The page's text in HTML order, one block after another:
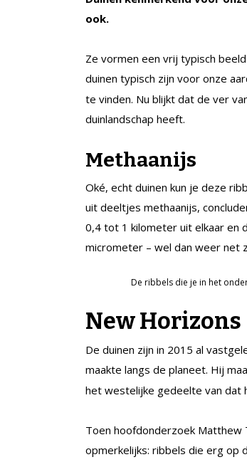
ook.
Ze vormen een vrij typisch
duinen typisch zijn voor onze
te vinden. Nu blijkt dat de ver
duinlandschap heeft.
Methaanijs
Oké, echt duinen kun je deze
uit deeltjes methaanijs,
0,4 tot 1 kilometer uit elkaar en
micrometer – wel dan weer net
De ribbels die je in het
New Horizons
De duinen zijn in 2015 al
maakte langs de planeet. Hij
het westelijke gedeelte van dat
Toen hoofdonderzoek Matthew
opmerkelijks: ribbels die erg op